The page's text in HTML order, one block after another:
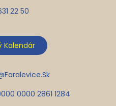
22 50
Kalendár
0000 2861 1284